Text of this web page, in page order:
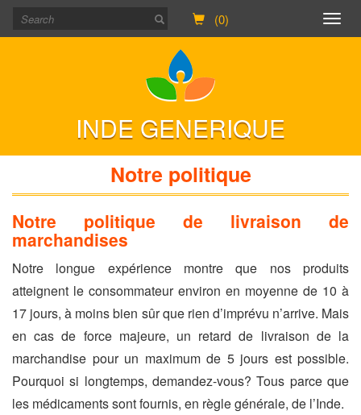
(0)
INDE GENERIQUE
Notre politique
Notre politique de livraison de
marchandises
Notre longue expérience montre que nos produits
atteignent le consommateur environ en moyenne de 10 à
17 jours, à moins bien sûr que rien d’imprévu n’arrive. Mais
en cas de force majeure, un retard de livraison de la
marchandise pour un maximum de 5 jours est possible.
Pourquoi si longtemps, demandez-vous? Tous parce que
les médicaments sont fournis, en règle générale, de l’Inde.